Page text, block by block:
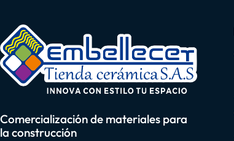
Comercialización de materiales para
la construcción